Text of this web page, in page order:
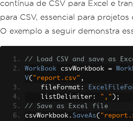
contínua de CSV para Excel e
para CSV, essencial para
O exemplo a seguir demonstra
// Load CSV and save as
WorkBook csvWorkbook =
V( "report.csv" ,
    fileFormat
:
    listDelimiter
: "," );
// Save as Excel file
csvWorkbook . SaveAs(